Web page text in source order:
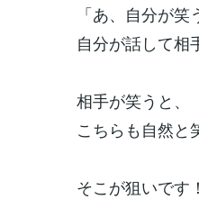
「あ、自分が
自分が話して相
相手が笑うと、
こちらも自然と
そこが狙いです！